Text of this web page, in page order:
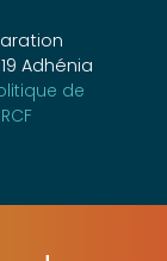
Adhénia
de